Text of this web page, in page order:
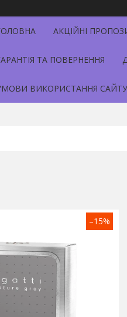
АКЦІЙНІ
ТА ПОВЕРНЕННЯ
ВИКОРИСТАННЯ САЙТУ
–15%